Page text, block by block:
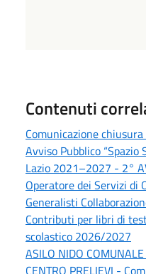
Contenuti
Comunicazione
Avviso Pubblico “Spazio
Lazio 2021–2027 - 2°
Operatore dei Servizi di
Generalisti
Contributi per libri di
scolastico 2026/2027
ASILO NIDO
CENTRO PRELIEVI -